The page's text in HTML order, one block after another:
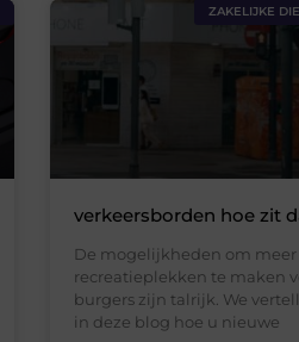
ZAKELIJKE
verkeersborden hoe zit
De mogelijkheden om meer
recreatieplekken te maken
burgers zijn talrijk. We
in deze blog hoe u nieuwe